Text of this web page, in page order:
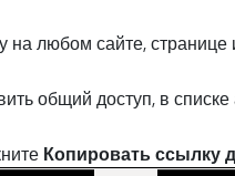
любом сайте, странице
общий доступ, в списке
Копировать ссылку